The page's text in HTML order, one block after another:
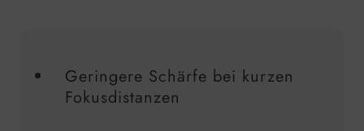
Geringere Schärfe bei kurzen
Fokusdistanzen